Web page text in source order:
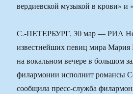
вердиевской музыкой в крови» и
С.-ПЕТЕРБУРГ, 30 мар — РИА
известнейших певиц мира Мария
на вокальном вечере в большом
филармонии исполнит романсы
сообщила пресс-служба